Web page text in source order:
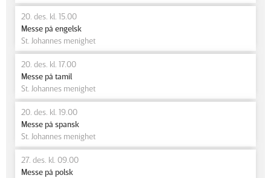
20. des. kl. 15.00
Messe på engelsk
St. Johannes menighet
20. des. kl. 17.00
Messe på tamil
St. Johannes menighet
20. des. kl. 19.00
Messe på spansk
St. Johannes menighet
27. des. kl. 09.00
Messe på polsk